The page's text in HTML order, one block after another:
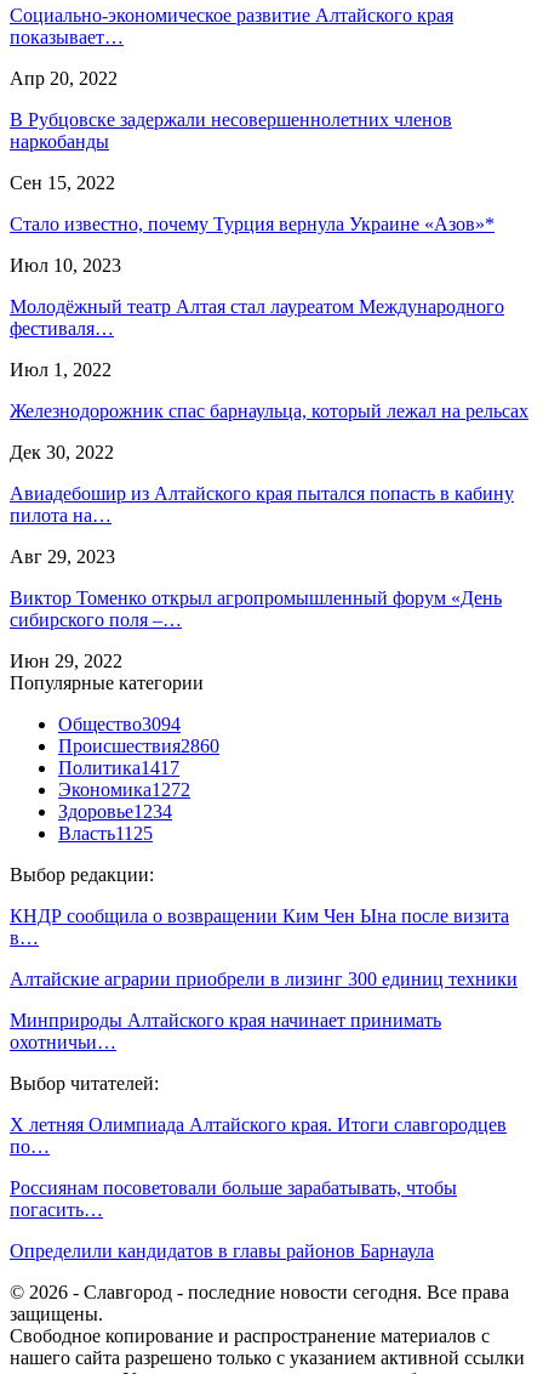
Социально-экономическое развитие Алтайского края
показывает…
Апр 20, 2022
В Рубцовске задержали несовершеннолетних членов
наркобанды
Сен 15, 2022
Стало известно, почему Турция вернула Украине «Азов»*
Июл 10, 2023
Молодёжный театр Алтая стал лауреатом Международного
фестиваля…
Июл 1, 2022
Железнодорожник спас барнаульца, который лежал на рельсах
Дек 30, 2022
Авиадебошир из Алтайского края пытался попасть в кабину
пилота на…
Авг 29, 2023
Виктор Томенко открыл агропромышленный форум «День
сибирского поля –…
Июн 29, 2022
Популярные категории
Общество3094
Происшествия2860
Политика1417
Экономика1272
Здоровье1234
Власть1125
Выбор редакции:
КНДР сообщила о возвращении Ким Чен Ына после визита
в…
Алтайские аграрии приобрели в лизинг 300 единиц техники
Минприроды Алтайского края начинает принимать
охотничьи…
Выбор читателей:
Х летняя Олимпиада Алтайского края. Итоги славгородцев
по…
Россиянам посоветовали больше зарабатывать, чтобы
погасить…
Определили кандидатов в главы районов Барнаула
© 2026 - Славгород - последние новости сегодня. Все права
защищены.
Свободное копирование и распространение материалов с
нашего сайта разрешено только с указанием активной ссылки